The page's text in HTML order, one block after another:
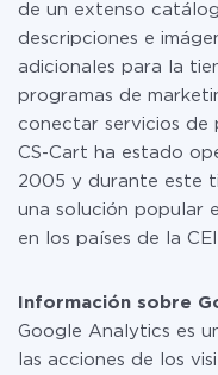
de un extenso
descripciones e
adicionales para la
programas de
conectar servicios de
CS-Cart ha estado
2005 y durante este
una solución popular
en los países de la
Información sobre
Google Analytics es
las acciones de los